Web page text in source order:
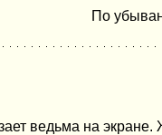
По
ведьма на экране.